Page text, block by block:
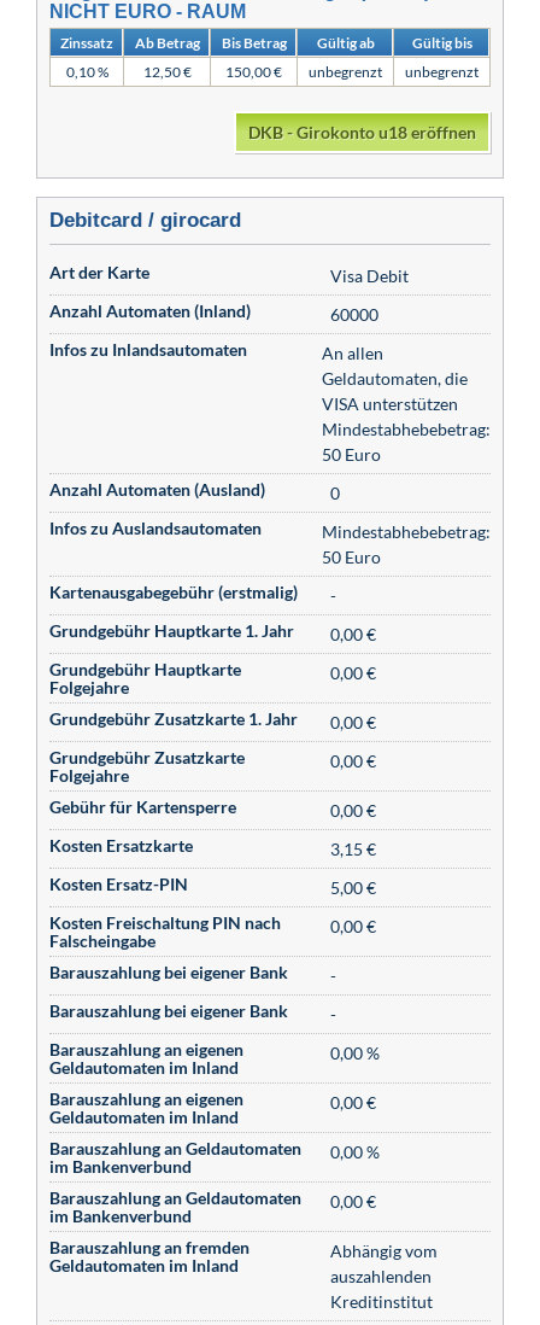
NICHT EURO - RAUM
Zinssatz Ab Betrag Bis Betrag Gültig ab
Gültig bis
0,10 %
12,50 € 150,00 € unbegrenzt unbegrenzt
DKB - Girokonto u18 eröffnen
Debitcard / girocard
Art der Karte
Visa Debit
Anzahl Automaten (Inland)
60000
Infos zu Inlandsautomaten
An allen
Geldautomaten, die
VISA unterstützen
Mindestabhebebetrag:
50 Euro
Anzahl Automaten (Ausland)
0
Infos zu Auslandsautomaten
Mindestabhebebetrag:
50 Euro
Kartenausgabegebühr (erstmalig)
-
Grundgebühr Hauptkarte 1. Jahr
0,00 €
Grundgebühr Hauptkarte
Folgejahre
0,00 €
Grundgebühr Zusatzkarte 1. Jahr
0,00 €
Grundgebühr Zusatzkarte
Folgejahre
0,00 €
Gebühr für Kartensperre
0,00 €
Kosten Ersatzkarte
3,15 €
Kosten Ersatz-PIN
5,00 €
Kosten Freischaltung PIN nach
Falscheingabe
0,00 €
Barauszahlung bei eigener Bank
-
Barauszahlung bei eigener Bank
-
Barauszahlung an eigenen
Geldautomaten im Inland
0,00 %
Barauszahlung an eigenen
Geldautomaten im Inland
0,00 €
Barauszahlung an Geldautomaten
im Bankenverbund
0,00 %
Barauszahlung an Geldautomaten
im Bankenverbund
0,00 €
Barauszahlung an fremden
Geldautomaten im Inland
Abhängig vom
auszahlenden
Kreditinstitut